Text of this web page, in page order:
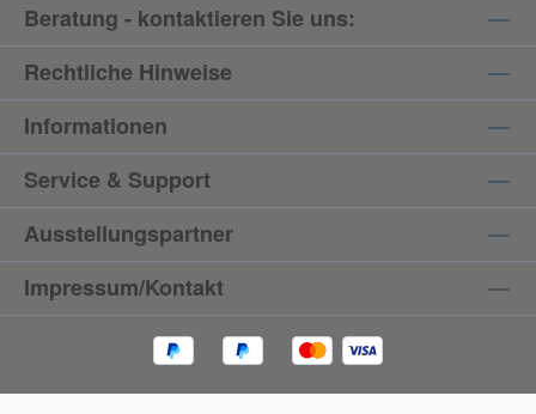
Beratung - kontaktieren Sie uns:
Rechtliche Hinweise
Informationen
Service & Support
Ausstellungspartner
Impressum/Kontakt